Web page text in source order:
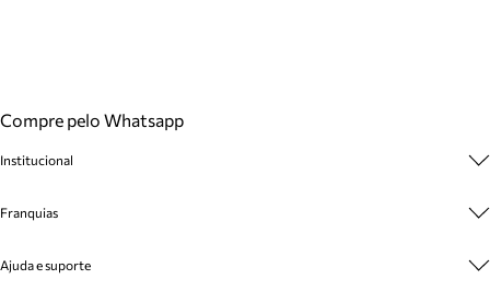
Compre pelo Whatsapp
Institucional
Cashback
Venda Corporativa
Franquias
Plano de Negócio
Ajuda e suporte